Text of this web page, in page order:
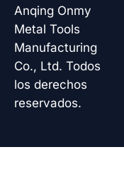
Anqing Onmy
Metal Tools
Manufacturing
Co., Ltd. Todos
los derechos
reservados.